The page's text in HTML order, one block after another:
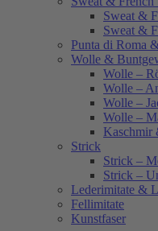
Sweat &
Sweat &
Punta di Roma
Wolle &
Wolle –
Wolle –
Wolle –
Wolle –
Kaschmir
Strick
Strick –
Strick –
Lederimitate &
Fellimitate
Kunstfaser